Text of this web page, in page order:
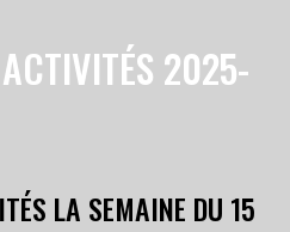
2025-
LA SEMAINE DU 15